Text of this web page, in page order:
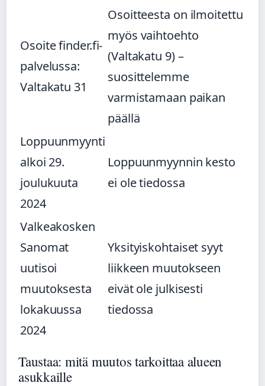
Osoite finder.fi-
palvelussa:
Valtakatu 31
Osoitteesta on ilmoitettu
myös vaihtoehto
(Valtakatu 9) –
suosittelemme
varmistamaan paikan
päällä
Loppuunmyynti
alkoi 29.
joulukuuta
2024
Loppuunmyynnin kesto
ei ole tiedossa
Valkeakosken
Sanomat
uutisoi
muutoksesta
lokakuussa
2024
Yksityiskohtaiset syyt
liikkeen muutokseen
eivät ole julkisesti
tiedossa
Taustaa: mitä muutos tarkoittaa alueen
asukkaille